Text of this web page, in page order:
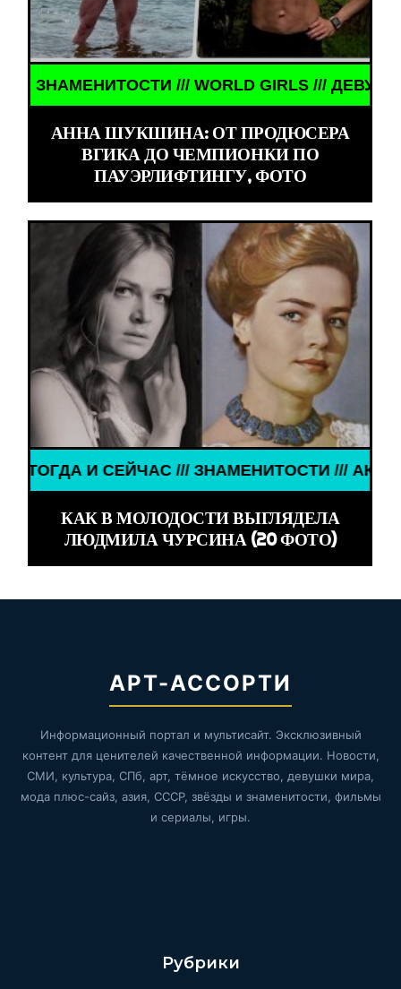
/// WORLD GIRLS /// ДЕВУШКИ
АННА ШУКШИНА: ОТ ПРОДЮСЕРА
ВГИКА ДО ЧЕМПИОНКИ ПО
ПАУЭРЛИФТИНГУ, ФОТО
/// ЗНАМЕНИТОСТИ /// АКТЁРЫ ТОГДА И
КАК В МОЛОДОСТИ ВЫГЛЯДЕЛА
ЛЮДМИЛА ЧУРСИНА (20 ФОТО)
АРТ-АССОРТИ
Информационный портал и мультисайт. Эксклюзивный
контент для ценителей качественной информации. Новости,
СМИ, культура, СПб, арт, тёмное искусство, девушки мира,
мода плюс-сайз, азия, СССР, звёзды и знаменитости, фильмы
и сериалы, игры.
Рубрики